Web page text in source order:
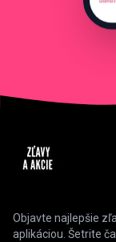
Objavte najlepšie
aplikáciou. Šetrite